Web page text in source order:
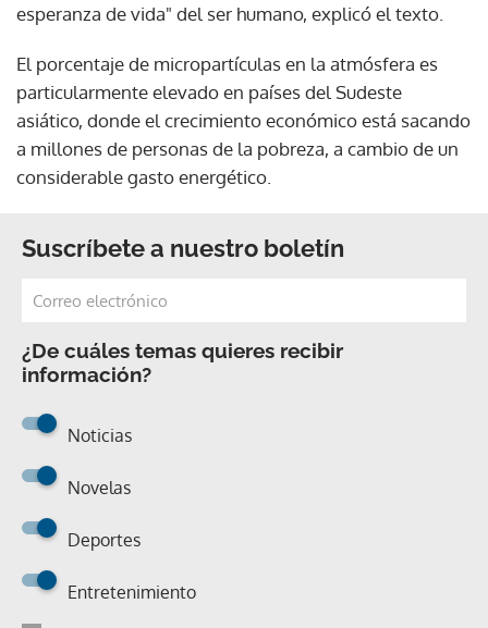
esperanza de vida" del ser humano, explicó el texto.
El porcentaje de micropartículas en la atmósfera es
particularmente elevado en países del Sudeste
asiático, donde el crecimiento económico está sacando
a millones de personas de la pobreza, a cambio de un
considerable gasto energético.
Suscríbete a nuestro boletín
¿De cuáles temas quieres recibir
información?
Noticias
Novelas
Deportes
Entretenimiento